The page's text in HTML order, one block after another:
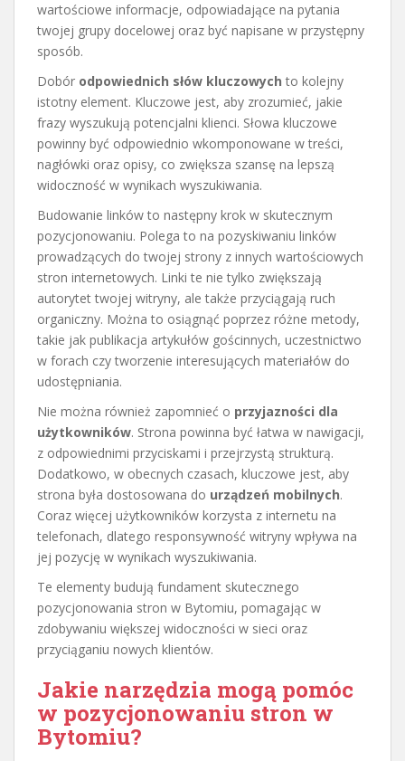
wartościowe informacje, odpowiadające na pytania
twojej grupy docelowej oraz być napisane w przystępny
sposób.
Dobór odpowiednich słów kluczowych to kolejny
istotny element. Kluczowe jest, aby zrozumieć, jakie
frazy wyszukują potencjalni klienci. Słowa kluczowe
powinny być odpowiednio wkomponowane w treści,
nagłówki oraz opisy, co zwiększa szansę na lepszą
widoczność w wynikach wyszukiwania.
Budowanie linków to następny krok w skutecznym
pozycjonowaniu. Polega to na pozyskiwaniu linków
prowadzących do twojej strony z innych wartościowych
stron internetowych. Linki te nie tylko zwiększają
autorytet twojej witryny, ale także przyciągają ruch
organiczny. Można to osiągnąć poprzez różne metody,
takie jak publikacja artykułów gościnnych, uczestnictwo
w forach czy tworzenie interesujących materiałów do
udostępniania.
Nie można również zapomnieć o przyjazności dla
użytkowników. Strona powinna być łatwa w nawigacji,
z odpowiednimi przyciskami i przejrzystą strukturą.
Dodatkowo, w obecnych czasach, kluczowe jest, aby
strona była dostosowana do urządzeń mobilnych.
Coraz więcej użytkowników korzysta z internetu na
telefonach, dlatego responsywność witryny wpływa na
jej pozycję w wynikach wyszukiwania.
Te elementy budują fundament skutecznego
pozycjonowania stron w Bytomiu, pomagając w
zdobywaniu większej widoczności w sieci oraz
przyciąganiu nowych klientów.
Jakie narzędzia mogą pomóc
w pozycjonowaniu stron w
Bytomiu?